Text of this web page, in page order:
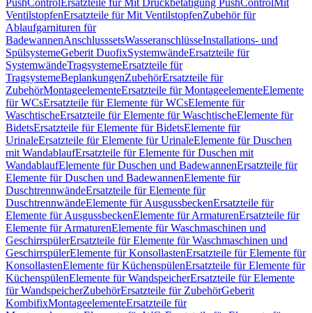
PushControlErsatzteile für Mit Druckbetätigung PushControlMit
VentilstopfenErsatzteile für Mit VentilstopfenZubehör für
Ablaufgarnituren für
BadewannenAnschlusssetsWasseranschlüsseInstallations- und
SpülsystemeGeberit DuofixSystemwändeErsatzteile für
SystemwändeTragsystemeErsatzteile für
TragsystemeBeplankungenZubehörErsatzteile für
ZubehörMontageelementeErsatzteile für MontageelementeElemente
für WCsErsatzteile für Elemente für WCsElemente für
WaschtischeErsatzteile für Elemente für WaschtischeElemente für
BidetsErsatzteile für Elemente für BidetsElemente für
UrinaleErsatzteile für Elemente für UrinaleElemente für Duschen
mit WandablaufErsatzteile für Elemente für Duschen mit
WandablaufElemente für Duschen und BadewannenErsatzteile für
Elemente für Duschen und BadewannenElemente für
DuschtrennwändeErsatzteile für Elemente für
DuschtrennwändeElemente für AusgussbeckenErsatzteile für
Elemente für AusgussbeckenElemente für ArmaturenErsatzteile für
Elemente für ArmaturenElemente für Waschmaschinen und
GeschirrspülerErsatzteile für Elemente für Waschmaschinen und
GeschirrspülerElemente für KonsollastenErsatzteile für Elemente für
KonsollastenElemente für KüchenspülenErsatzteile für Elemente für
KüchenspülenElemente für WandspeicherErsatzteile für Elemente
für WandspeicherZubehörErsatzteile für ZubehörGeberit
KombifixMontageelementeErsatzteile für